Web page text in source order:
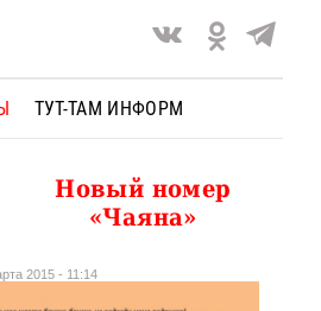
ТУТ-ТАМ ИНФОРМ
Новый номер
«Чаяна»
2015 - 11:14